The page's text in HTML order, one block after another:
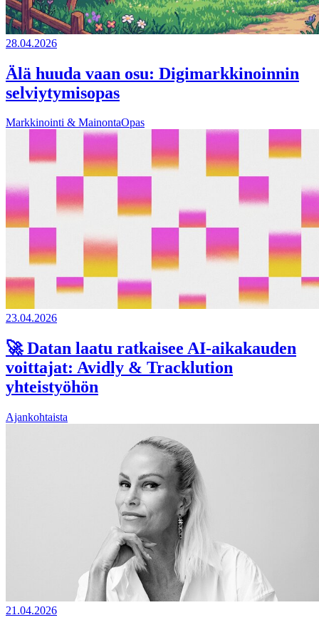
28.04.2026
Älä huuda vaan osu: Digimarkkinoinnin
selviytymisopas
Markkinointi & MainontaOpas
23.04.2026
🚀 Datan laatu ratkaisee AI-aikakauden
voittajat: Avidly & Tracklution
yhteistyöhön
Ajankohtaista
21.04.2026